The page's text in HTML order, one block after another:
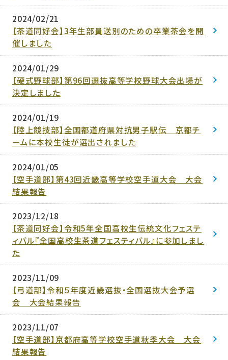
2024/02/21
【茶道同好会】3年生部員送別のための卒業茶会を開
催しました
2024/01/29
【硬式野球部】第96回選抜高等学校野球大会出場が
決定しました
2024/01/19
【陸上競技部】全国都道府県対抗男子駅伝 京都チ
ームに本校生徒が選出されました
2024/01/05
【空手道部】第43回近畿高等学校空手道大会 大会
結果報告
2023/12/18
【茶道同好会】令和5年全国高校生伝統文化フェステ
ィバル『全国高校生茶道フェスティバル』に参加しまし
た
2023/11/09
【弓道部】令和５年度近畿選抜・全国選抜大会予選
会 大会結果報告
2023/11/07
【空手道部】京都府高等学校空手道秋季大会 大会
結果報告